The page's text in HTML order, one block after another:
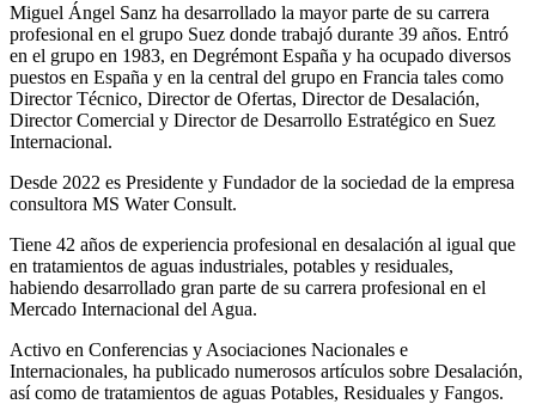
Miguel Ángel Sanz ha desarrollado la mayor parte de su carrera
profesional en el grupo Suez donde trabajó durante 39 años. Entró
en el grupo en 1983, en Degrémont España y ha ocupado diversos
puestos en España y en la central del grupo en Francia tales como
Director Técnico, Director de Ofertas, Director de Desalación,
Director Comercial y Director de Desarrollo Estratégico en Suez
Internacional.
Desde 2022 es Presidente y Fundador de la sociedad de la empresa
consultora MS Water Consult.
Tiene 42 años de experiencia profesional en desalación al igual que
en tratamientos de aguas industriales, potables y residuales,
habiendo desarrollado gran parte de su carrera profesional en el
Mercado Internacional del Agua.
Activo en Conferencias y Asociaciones Nacionales e
Internacionales, ha publicado numerosos artículos sobre Desalación,
así como de tratamientos de aguas Potables, Residuales y Fangos.